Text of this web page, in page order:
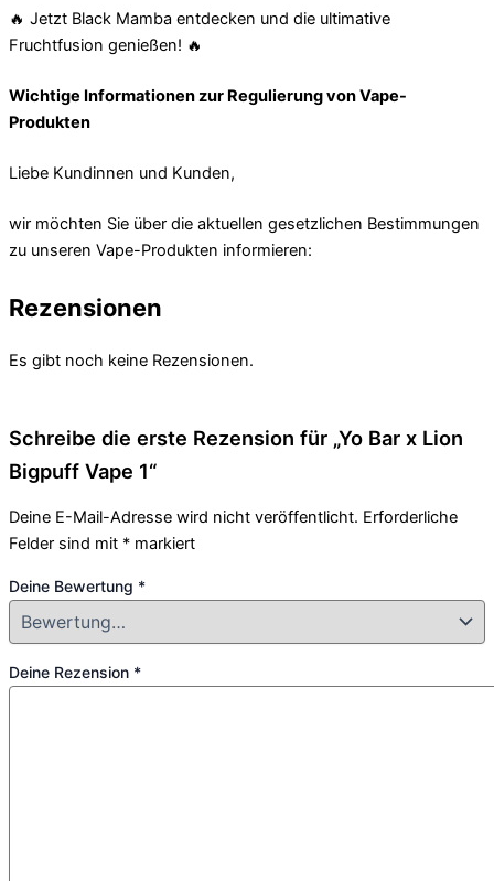
🔥 Jetzt Black Mamba entdecken und die ultimative
Fruchtfusion genießen! 🔥
Wichtige Informationen zur Regulierung von Vape-
Produkten
Liebe Kundinnen und Kunden,
wir möchten Sie über die aktuellen gesetzlichen Bestimmungen
zu unseren Vape-Produkten informieren:
Rezensionen
Es gibt noch keine Rezensionen.
Schreibe die erste Rezension für „Yo Bar x Lion
Bigpuff Vape 1“
Deine E-Mail-Adresse wird nicht veröffentlicht. Erforderliche
Felder sind mit * markiert
Deine Bewertung *
Deine Rezension *